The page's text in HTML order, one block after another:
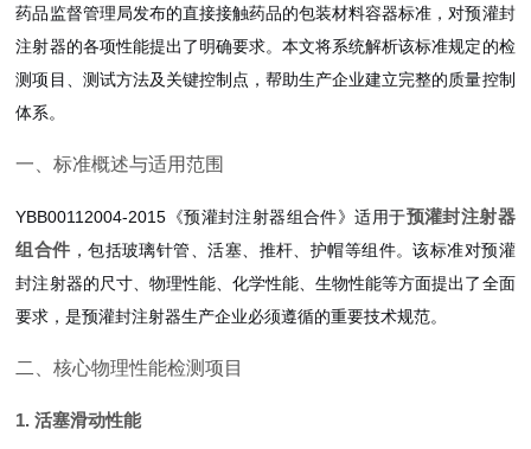
药品监督管理局发布的直接接触药品的包装材料容器标准，对预灌封
注射器的各项性能提出了明确要求。本文将系统解析该标准规定的检
测项目、测试方法及关键控制点，帮助生产企业建立完整的质量控制
体系。
一、标准概述与适用范围
YBB00112004-2015《预灌封注射器组合件》适用于预灌封注射器
组合件 ，包括玻璃针管、活塞、推杆、护帽等组件。该标准对预灌
封注射器的尺寸、物理性能、化学性能、生物性能等方面提出了全面
要求，是预灌封注射器生产企业必须遵循的重要技术规范。
二、核心物理性能检测项目
1. 活塞滑动性能